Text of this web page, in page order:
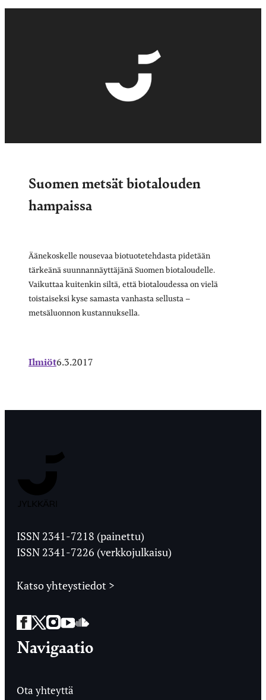
Suomen metsät biotalouden
hampaissa
Äänekoskelle nousevaa biotuotetehdasta pidetään
tärkeänä suunnannäyttäjänä Suomen biotaloudelle.
Vaikuttaa kuitenkin siltä, että biotaloudessa on vielä
toistaiseksi kyse samasta vanhasta sellusta –
metsäluonnon kustannuksella.
Ilmiöt6.3.2017
Ylioppilaslehti
ISSN 2341-7218 (painettu)
ISSN 2341-7226 (verkkojulkaisu)
Katso yhteystiedot >
Facebook
Twitter
Instagram
YouTube
SoundCloud
Navigaatio
Ota yhteyttä